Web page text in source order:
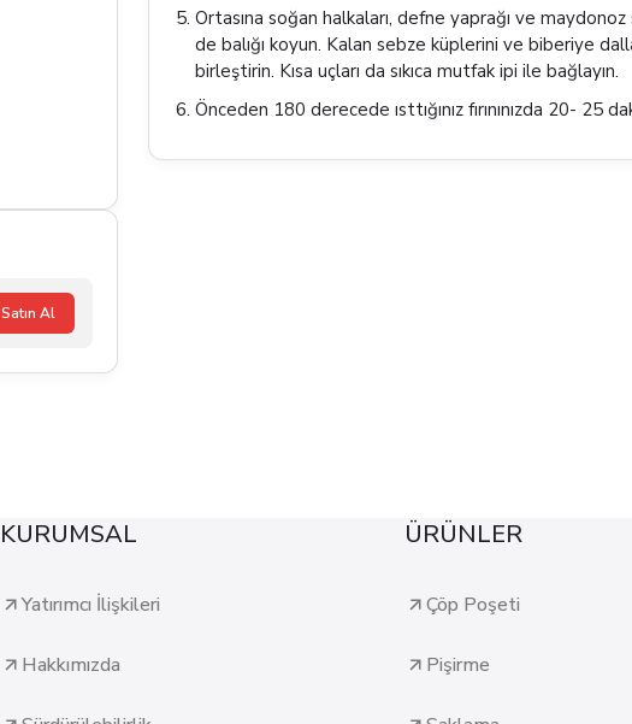
Satın Al
Ortasına soğan halkaları, defne yaprağı ve
de balığı koyun. Kalan sebze küplerini ve biberiye
birleştirin. Kısa uçları da sıkıca mutfak ipi ile bağlayın.
Önceden 180 derecede ısttığınız fırınınızda 20- 25
KURUMSAL
Yatırımcı İlişkileri
Hakkımızda
ÜRÜNLER
Çöp Poşeti
Pişirme